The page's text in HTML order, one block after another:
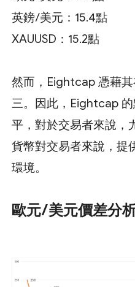
英鎊/美元：15.4點
XAUUSD：15.2點
然而，Eightcap 憑藉
三。因此，Eightcap
平，對於交易者來說，
貨幣對交易者來說，提
環境。
歐元/美元價差分